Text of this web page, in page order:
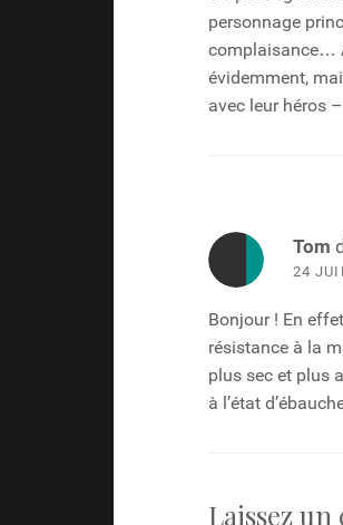
personnage
complaisance…
évidemment,
avec leur héros
Tom
24
Bonjour ! En
résistance à la
plus sec et plus
à l’état
Laissez